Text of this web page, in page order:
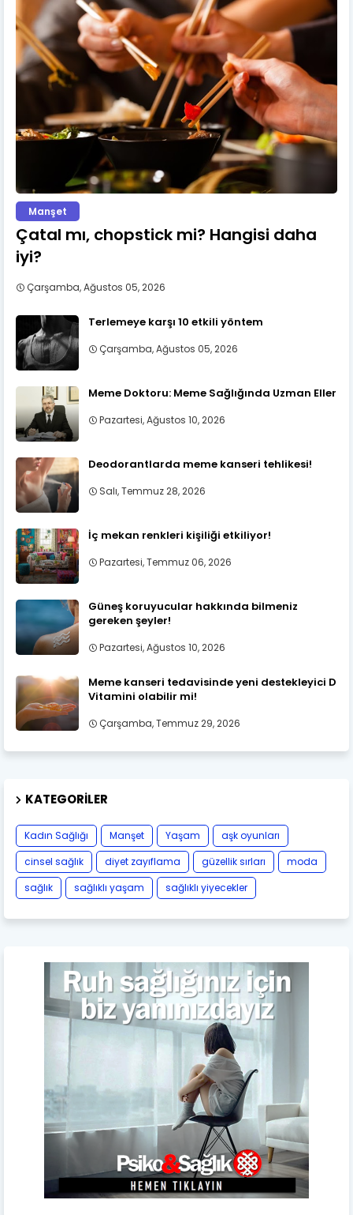
Manşet
Çatal mı, chopstick mi? Hangisi daha
iyi?
Çarşamba, Ağustos 05, 2026
Terlemeye karşı 10 etkili yöntem
Çarşamba, Ağustos 05, 2026
Meme Doktoru: Meme Sağlığında Uzman Eller
Pazartesi, Ağustos 10, 2026
Deodorantlarda meme kanseri tehlikesi!
Salı, Temmuz 28, 2026
İç mekan renkleri kişiliği etkiliyor!
Pazartesi, Temmuz 06, 2026
Güneş koruyucular hakkında bilmeniz
gereken şeyler!
Pazartesi, Ağustos 10, 2026
Meme kanseri tedavisinde yeni destekleyici D
Vitamini olabilir mi!
Çarşamba, Temmuz 29, 2026
KATEGORILER
Kadın Sağlığı Manşet Yaşam
aşk oyunları
cinsel sağlık
diyet zayıflama güzellik sırları
moda
sağlık
sağlıklı yaşam sağlıklı yiyecekler